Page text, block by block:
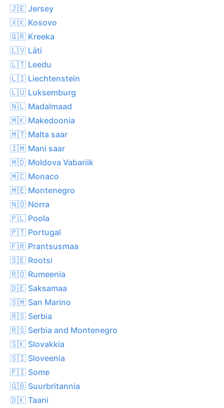
🇯🇪 Jersey
🇽🇰 Kosovo
🇬🇷 Kreeka
🇱🇻 Läti
🇱🇹 Leedu
🇱🇮 Liechtenstein
🇱🇺 Luksemburg
🇳🇱 Madalmaad
🇲🇰 Makedoonia
🇲🇹 Malta saar
🇮🇲 Mani saar
🇲🇩 Moldova Vabariik
🇲🇨 Monaco
🇲🇪 Montenegro
🇳🇴 Norra
🇵🇱 Poola
🇵🇹 Portugal
🇫🇷 Prantsusmaa
🇸🇪 Rootsi
🇷🇴 Rumeenia
🇩🇪 Saksamaa
🇸🇲 San Marino
🇷🇸 Serbia
🇷🇸 Serbia and Montenegro
🇸🇰 Slovakkia
🇸🇮 Sloveenia
🇫🇮 Some
🇬🇧 Suurbritannia
🇩🇰 Taani